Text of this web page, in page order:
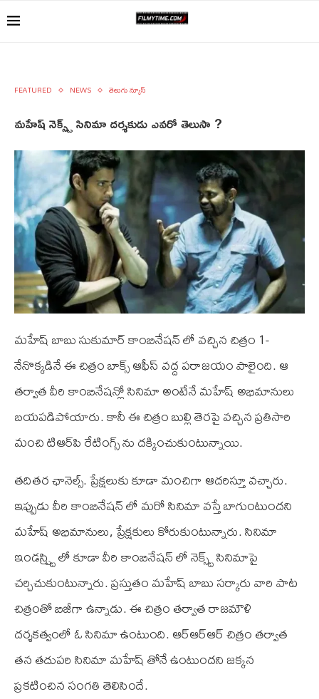
FEATURED NEWS తెలుగు న్యూస్
మహేష్ నెక్స్ట్ సినిమా దర్శకుడు ఎవరో తెలుసా ?
మహేష్ బాబు సుకుమార్ కాంబినేషన్ లో వచ్చిన చిత్రం 1-
నేనొక్కడినే ఈ చిత్రం బాక్స్ ఆఫీస్ వద్ద పరాజయం పాలైంది. ఆ
తర్వాత వీరి కాంబినేషన్లో సినిమా అంటేనే మహేష్ అభిమానులు
బయపడిపోయారు. కానీ ఈ చిత్రం బుల్లి తెరపై వచ్చిన ప్రతిసారి
మంచి టి‌ఆర్‌పి రేటింగ్స్ ను దక్కించుకుంటున్నాయి.
తదితర ఛానెల్స్. ప్రేక్షలుకు కూడా మంచిగా ఆదరిస్తూ వచ్చారు.
ఇప్పుడు వీరి కాంబినేషన్ లో మరో సినిమా వస్తే బాగుంటుందని
మహేష్ అభిమానులు, ప్రేక్షకులు కోరుకుంటున్నారు. సినిమా
ఇండస్ష్ట్రి లో కూడా వీరి కాంబినేషన్ లో నెక్స్ట్ సినిమాపై
చర్చిచుకుంటున్నారు. ప్రస్తుతం మహేష్ బాబు సర్కారు వారి పాట
చిత్రంతో బిజీగా ఉన్నాడు. ఈ చిత్రం తర్వాత రాజమౌళి
దర్శకత్వంలో ఓ సినిమా ఉంటుంది. ఆర్ఆర్ఆర్ చిత్రం తర్వాత
తన తదుపరి సినిమా మహేష్ తోనే ఉంటుందని జక్కన
ప్రకటించిన సంగతి తెలిసిందే.